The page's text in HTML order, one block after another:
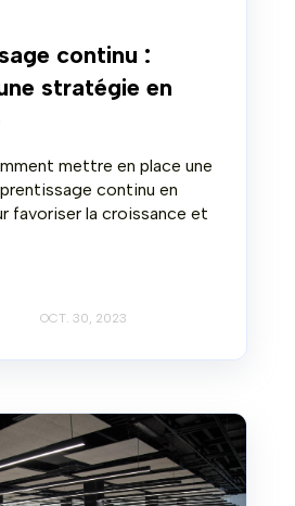
continu :
stratégie en
mettre en place une
continu en
favoriser la croissance et
OCT. 30, 2023